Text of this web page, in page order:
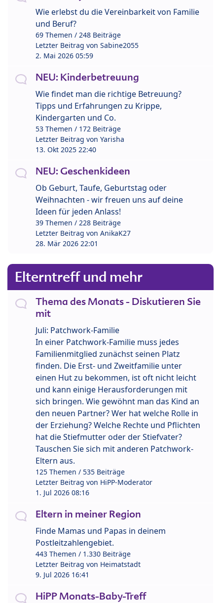
Wie erlebst du die Vereinbarkeit von Familie
und Beruf?
69 Themen / 248 Beiträge
Letzter Beitrag von Sabine2055
2. Mai 2026 05:59
NEU: Kinderbetreuung
Wie findet man die richtige Betreuung?
Tipps und Erfahrungen zu Krippe,
Kindergarten und Co.
53 Themen / 172 Beiträge
Letzter Beitrag von Yarisha
13. Okt 2025 22:40
NEU: Geschenkideen
Ob Geburt, Taufe, Geburtstag oder
Weihnachten - wir freuen uns auf deine
Ideen für jeden Anlass!
39 Themen / 228 Beiträge
Letzter Beitrag von AnikaK27
28. Mär 2026 22:01
Elterntreff und mehr
Thema des Monats - Diskutieren Sie
mit
Juli: Patchwork-Familie
In einer Patchwork-Familie muss jedes
Familienmitglied zunächst seinen Platz
finden. Die Erst- und Zweitfamilie unter
einen Hut zu bekommen, ist oft nicht leicht
und kann einige Herausforderungen mit
sich bringen. Wie gewöhnt man das Kind an
den neuen Partner? Wer hat welche Rolle in
der Erziehung? Welche Rechte und Pflichten
hat die Stiefmutter oder der Stiefvater?
Tauschen Sie sich mit anderen Patchwork-
Eltern aus.
125 Themen / 535 Beiträge
Letzter Beitrag von HiPP-Moderator
1. Jul 2026 08:16
Eltern in meiner Region
Finde Mamas und Papas in deinem
Postleitzahlengebiet.
443 Themen / 1.330 Beiträge
Letzter Beitrag von Heimatstadt
9. Jul 2026 16:41
HiPP Monats-Baby-Treff